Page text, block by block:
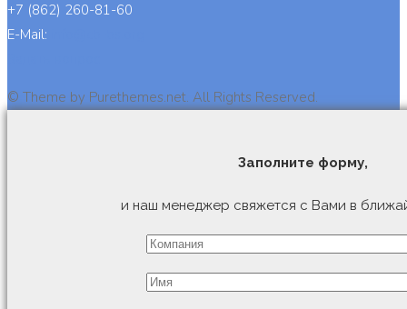
+7 (862) 260-81-60
E-Mail:
© Theme by Purethemes.net. All Rights Reserved.
Заполните форму,
и наш менеджер свяжется с Вами в